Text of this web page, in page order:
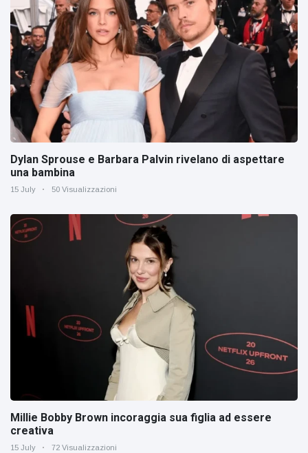
Dylan Sprouse e Barbara Palvin rivelano di aspettare
una bambina
15 July 50 Visualizzazioni
Millie Bobby Brown incoraggia sua figlia ad essere
creativa
15 July 72 Visualizzazioni